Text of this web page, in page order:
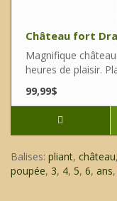
Château fort
Magnifique
heures de plaisir.
99,99$
Balises: pliant, château,
poupée, 3, 4, 5, 6, ans,